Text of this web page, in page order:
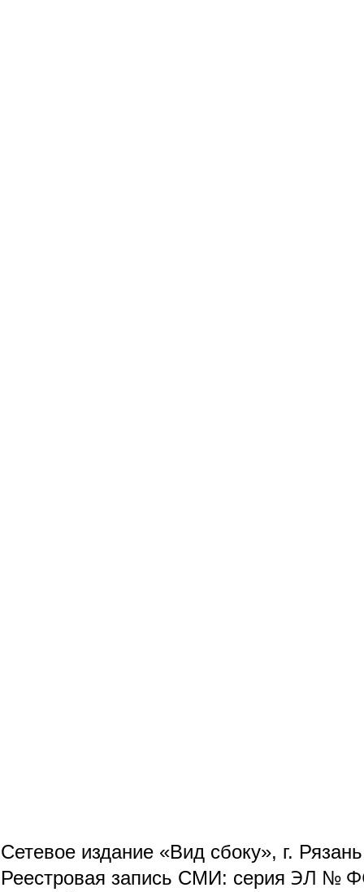
Сетевое издание «Вид сбоку», г.
Реестровая запись СМИ: серия ЭЛ №